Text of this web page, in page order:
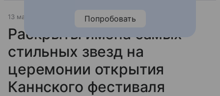
13 мая 2026 Светская жизнь
Раскрыты имена самых
стильных звезд на
церемонии открытия
Каннского фестиваля
Попробовать